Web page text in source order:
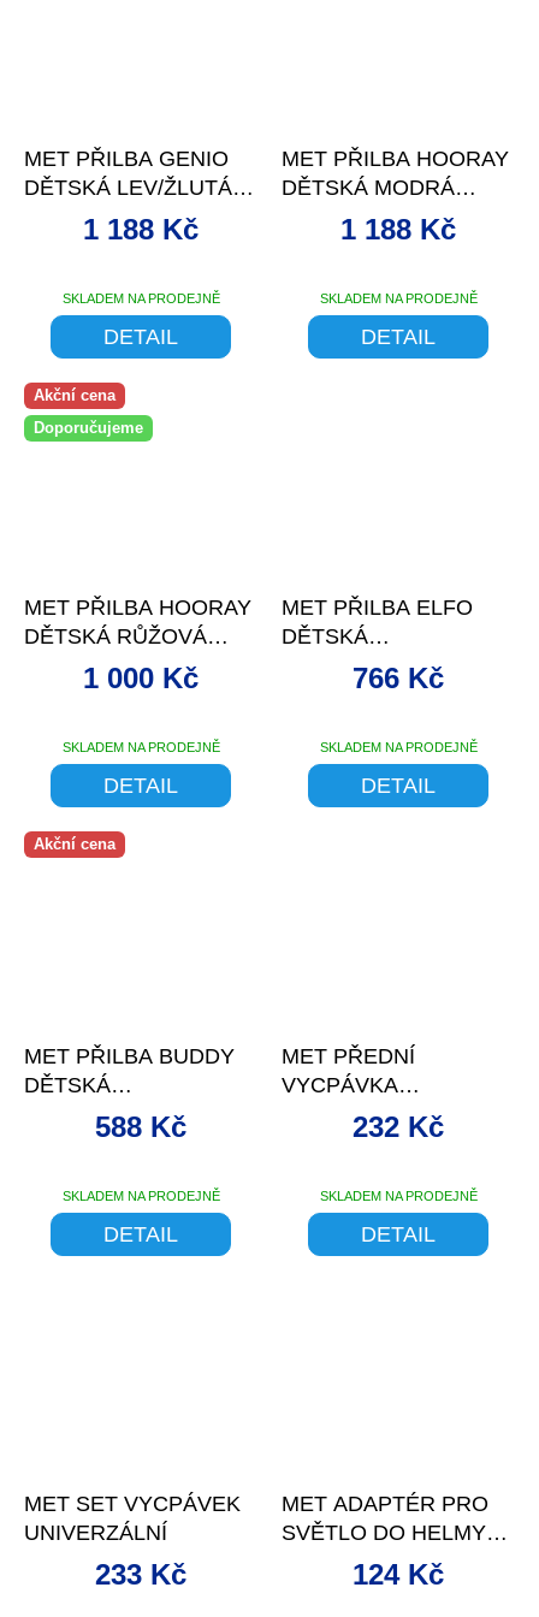
MET PŘILBA GENIO
DĚTSKÁ LEV/ŽLUTÁ
-52/57
SKLADEM NA PRODEJNĚ
1 188 Kč
DETAIL
MET PŘILBA HOORAY
DĚTSKÁ MODRÁ
PŘÍŠERKY
SKLADEM NA PRODEJNĚ
1 188 Kč
DETAIL
Akční cena
Doporučujeme
MET PŘILBA HOORAY
DĚTSKÁ RŮŽOVÁ
VELRYBA
SKLADEM NA PRODEJNĚ
1 000 Kč
DETAIL
MET PŘILBA ELFO
DĚTSKÁ
KOČKA/FIALOVÁ
SKLADEM NA PRODEJNĚ
766 Kč
DETAIL
Akční cena
MET PŘILBA BUDDY
DĚTSKÁ
RAKETA/MODRÁ
SKLADEM NA PRODEJNĚ
588 Kč
DETAIL
MET PŘEDNÍ
VYCPÁVKA
UNIVERZÁLNÍ
SKLADEM NA PRODEJNĚ
232 Kč
DETAIL
MET SET VYCPÁVEK
UNIVERZÁLNÍ
233 Kč
MET ADAPTÉR PRO
SVĚTLO DO HELMY
USB LED LIGHT V1
124 Kč